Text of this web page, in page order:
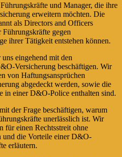
und Manager, die ihre
erweitern möchten. Die
als Directors and Officers
gegen
ihrer Tätigkeit entstehen können.
eingehend mit den
Versicherung beschäftigen. Wir
von Haftungsansprüchen
abgedeckt werden, sowie die
in einer D&O-Police enthalten sind.
der Frage beschäftigen, warum
unerlässlich ist. Wir
für einen Rechtsstreit ohne
und die Vorteile einer D&O-
erläutern.